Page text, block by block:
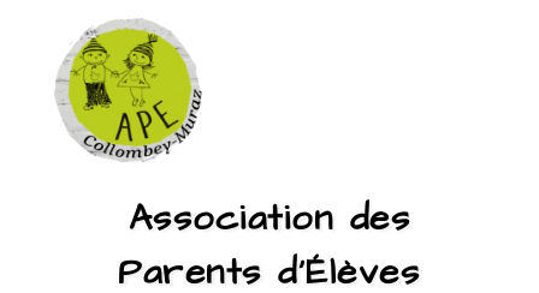
Association des
Parents d’Élèves